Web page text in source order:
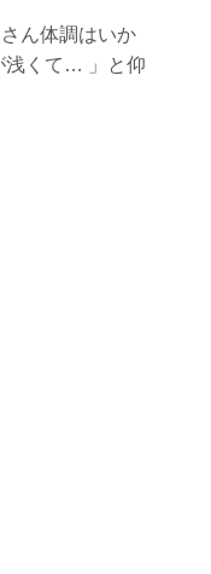
ん体調はいか
浅くて… 」と仰